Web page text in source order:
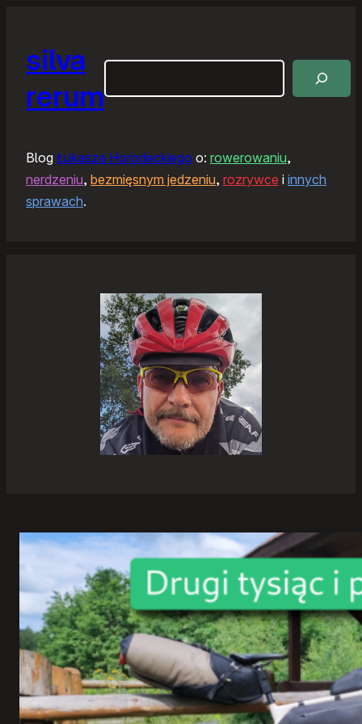
silva
rerum
Blog Łukasza Horodeckiego o: rowerowaniu,
nerdzeniu, bezmięsnym jedzeniu, rozrywce i innych
sprawach.